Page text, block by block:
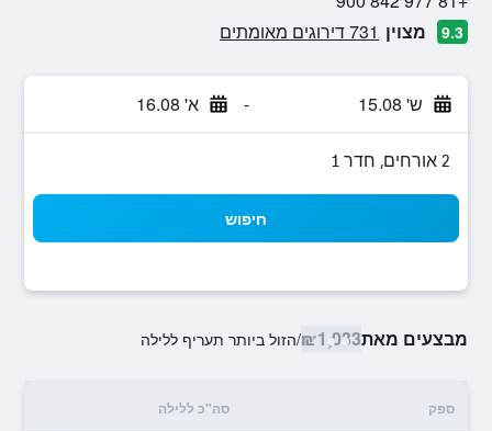
9.3 מצוין 731 דירוגים מאומתים
ש' 15.08 - א' 16.08
2 אורחים, חדר 1
חיפוש
מבצעים מאת₪1,033
/הזול ביותר תעריף ללילה
ספק סה"כ ללילה